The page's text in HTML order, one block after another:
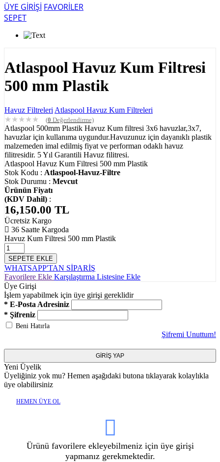
ÜYE GİRİŞİ FAVORİLER
SEPET
Atlaspool Havuz Kum Filtresi
500 mm Plastik
Havuz Filtreleri Atlaspool Havuz Kum Filtreleri
★★★★★ (0 Değerlendirme)
Atlaspool 500mm Plastik Havuz Kum filtresi 3x6 havuzlar,3x7,
havuzlar için kullanıma uygundur.Havuzunuz için dayanıklı plastik
malzemeden imal edilmiş fiyat ve performan odaklı havuz
filitresidir. 5 Yıl Garantili Havuz filitresi.
Atlaspool Havuz Kum Filtresi 500 mm Plastik
Stok Kodu : Atlaspool-Havuz-Filtre
Stok Durumu : Mevcut
Ürünün Fiyatı
(KDV Dahil) :
16,150.00 TL
Ücretsiz Kargo
36 Saatte Kargoda
Havuz Kum Filtresi 500 mm Plastik
SEPETE EKLE
WHATSAPP'TAN SİPARİŞ
Favorilere Ekle Karşılaştırma Listesine Ekle
Üye Girişi
İşlem yapabilmek için üye girişi gereklidir
* E-Posta Adresiniz
* Şifreniz
Beni Hatırla
Şifremi Unuttum!
GİRİŞ YAP
Yeni Üyelik
Üyeliğiniz yok mu? Hemen aşağıdaki butona tıklayarak kolaylıkla
üye olabilirsiniz
HEMEN ÜYE OL
Ürünü favorilere ekleyebilmeniz için üye girişi
yapmanız gerekmektedir.